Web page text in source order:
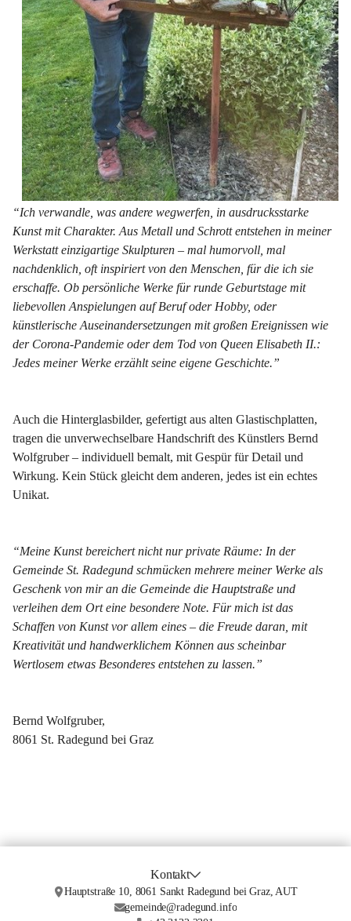
“Ich verwandle, was andere wegwerfen, in ausdrucksstarke
Kunst mit Charakter. Aus Metall und Schrott entstehen in meiner
Werkstatt einzigartige Skulpturen – mal humorvoll, mal
nachdenklich, oft inspiriert von den Menschen, für die ich sie
erschaffe. Ob persönliche Werke für runde Geburtstage mit
liebevollen Anspielungen auf Beruf oder Hobby, oder
künstlerische Auseinandersetzungen mit großen Ereignissen wie
der Corona-Pandemie oder dem Tod von Queen Elisabeth II.:
Jedes meiner Werke erzählt seine eigene Geschichte.”
Auch die Hinterglasbilder, gefertigt aus alten Glastischplatten,
tragen die unverwechselbare Handschrift des Künstlers Bernd
Wolfgruber – individuell bemalt, mit Gespür für Detail und
Wirkung. Kein Stück gleicht dem anderen, jedes ist ein echtes
Unikat.
“Meine Kunst bereichert nicht nur private Räume: In der
Gemeinde St. Radegund schmücken mehrere meiner Werke als
Geschenk von mir an die Gemeinde die Hauptstraße und
verleihen dem Ort eine besondere Note. Für mich ist das
Schaffen von Kunst vor allem eines – die Freude daran, mit
Kreativität und handwerklichem Können aus scheinbar
Wertlosem etwas Besonderes entstehen zu lassen.”
Bernd Wolfgruber,
8061 St. Radegund bei Graz
Kontakt
Hauptstraße 10, 8061 Sankt Radegund bei Graz, AUT
gemeinde@radegund.info